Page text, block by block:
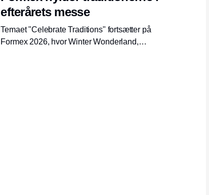
efterårets messe
Temaet "Celebrate Traditions" fortsætter på
Formex 2026, hvor Winter Wonderland,